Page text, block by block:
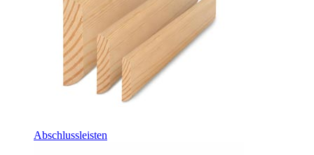
Abschlussleisten